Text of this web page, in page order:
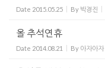
Date 2015.05.25 By 박경진
올 추석연휴
Date 2014.08.21 By 아자아자